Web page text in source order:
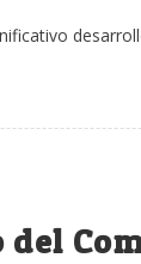
del